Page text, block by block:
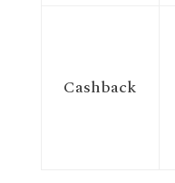
Cashback